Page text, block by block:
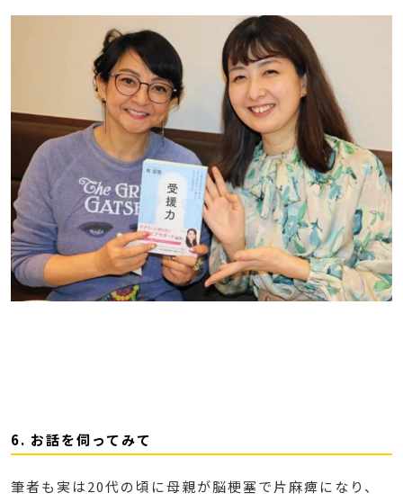
6. お話を伺ってみて
筆者も実は20代の頃に母親が脳梗塞で片麻痺になり、